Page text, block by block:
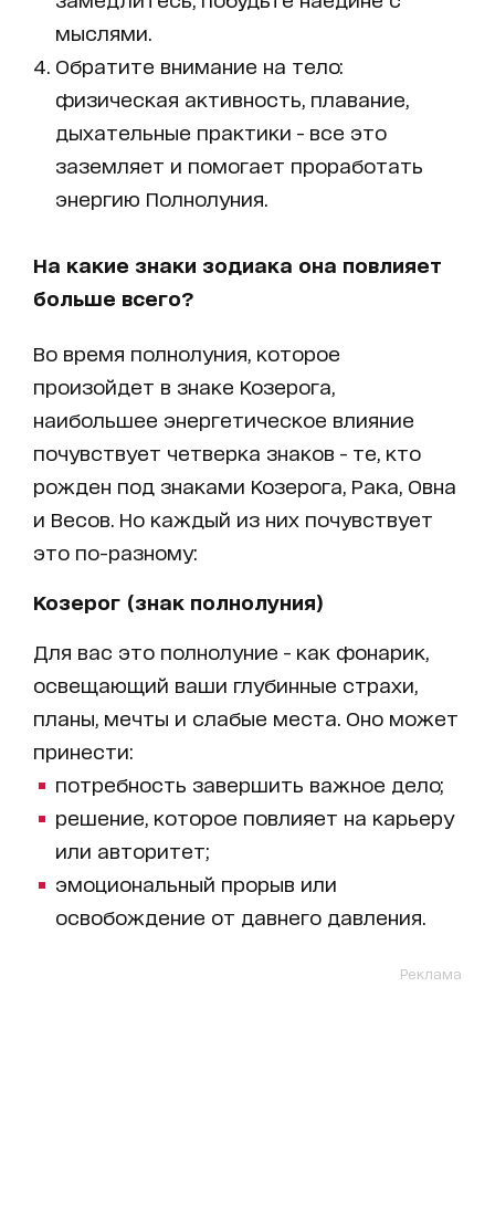
мыслями.
Обратите внимание на тело:
физическая активность, плавание,
дыхательные практики - все это
заземляет и помогает проработать
энергию Полнолуния.
На какие знаки зодиака она повлияет
больше всего?
Во время полнолуния, которое
произойдет в знаке Козерога,
наибольшее энергетическое влияние
почувствует четверка знаков - те, кто
рожден под знаками Козерога, Рака, Овна
и Весов. Но каждый из них почувствует
это по-разному:
Козерог (знак полнолуния)
Для вас это полнолуние - как фонарик,
освещающий ваши глубинные страхи,
планы, мечты и слабые места. Оно может
принести:
потребность завершить важное дело;
решение, которое повлияет на карьеру
или авторитет;
эмоциональный прорыв или
освобождение от давнего давления.
Реклама